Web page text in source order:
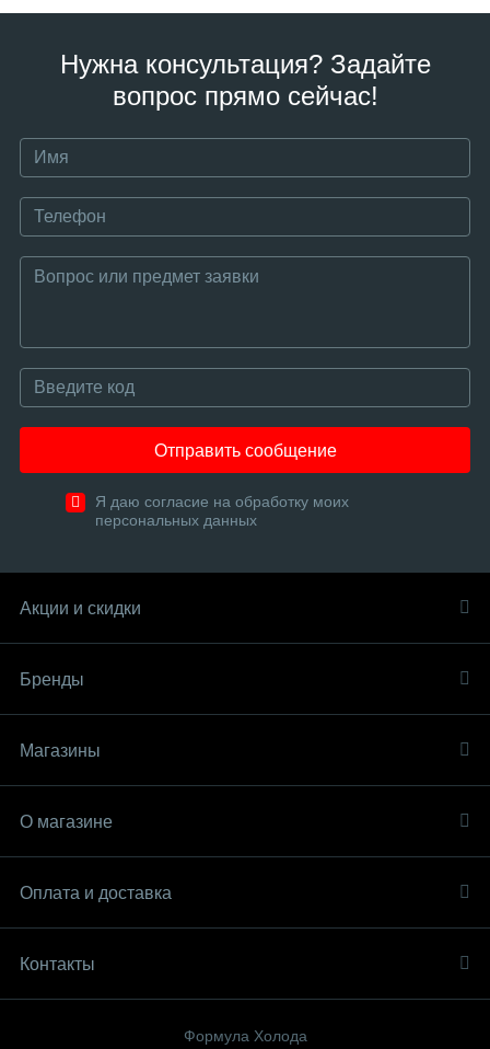
Нужна консультация? Задайте
вопрос прямо сейчас!
Отправить сообщение
Я даю согласие на обработку моих
персональных данных
Акции и скидки
Бренды
Магазины
О магазине
Оплата и доставка
Контакты
Формула Холода